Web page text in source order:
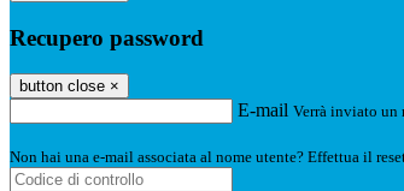
Recupero password
button close ×
E-mail Verrà inviato un
Non hai una e-mail associata al nome utente? Effettua il